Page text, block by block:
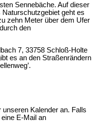
Sennebäche. Auf dieser
geht es
zehn Meter über dem Ufer
den
7, 33758 Schloß-Holte
es an den Straßenrändern
unseren Kalender an. Falls
E-Mail an